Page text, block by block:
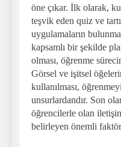
öne çıkar. İlk olarak,
teşvik eden quiz ve
uygulamaların
kapsamlı bir şekilde
olması, öğrenme
Görsel ve işitsel
kullanılması,
unsurlardandır. Son
öğrencilerle olan
belirleyen önemli